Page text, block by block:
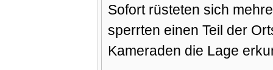
Sofort rüsteten sich
sperrten einen Teil der
Kameraden die Lage